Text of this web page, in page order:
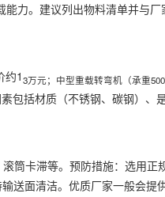
能力。建议列出物料清单并与
约13万元；中型重载转弯机（承重
包括材质（不锈钢、碳钢）、
筒卡滞等。预防措施：选用正
送面清洁。优质厂家一般会提